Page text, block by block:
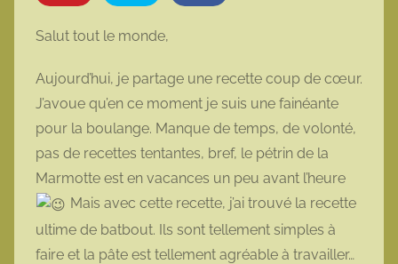
a
m
o
t
t
e
Salut tout le monde,
Aujourd’hui, je partage une recette coup de cœur.
J’avoue qu’en ce moment je suis une fainéante
pour la boulange. Manque de temps, de volonté,
pas de recettes tentantes, bref, le pétrin de la
Marmotte est en vacances un peu avant l’heure
Mais avec cette recette, j’ai trouvé la recette
ultime de batbout. Ils sont tellement simples à
faire et la pâte est tellement agréable à travailler…